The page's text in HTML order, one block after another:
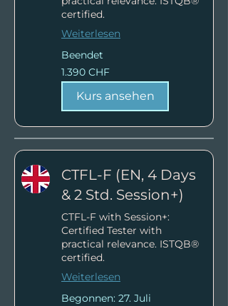
certified.
Weiterlesen
Beendet
1.390
Schweizer
Franken
1.390 CHF
Kurs ansehen
CTFL-F (EN, 4 Days
& 2 Std. Session+)
CTFL-F with Session+:
Certified Tester with
practical relevance. ISTQB®
certified.
Weiterlesen
Begonnen: 27. Juli